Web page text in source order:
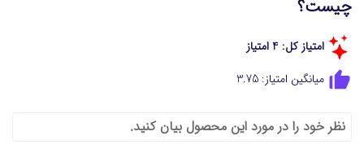
چیست؟
امتیاز کل: 4 امتیاز
میانگین امتیاز: 3.75
نظر خود را در مورد این محصول بیان کنید.